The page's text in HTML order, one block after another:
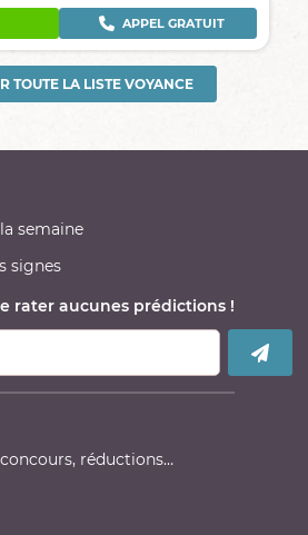
APPEL GRATUIT
TOUTE LA LISTE VOYANCE
semaine
signes
rater aucunes prédictions !
réductions…